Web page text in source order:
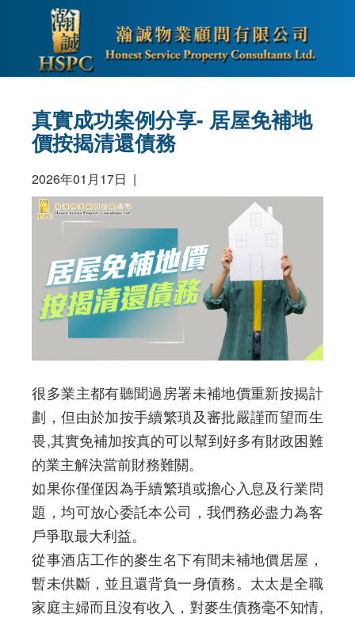
真實成功案例分享- 居屋免補地
價按揭清還債務
2026年01月17日 |
很多業主都有聽聞過房署未補地價重新按揭計
劃，但由於加按手續繁瑣及審批嚴謹而望而生
畏,其實免補加按真的可以幫到好多有財政困難
的業主解決當前財務難關。
如果你僅僅因為手續繁瑣或擔心入息及行業問
題，均可放心委託本公司，我們務必盡力為客
戶爭取最大利益。
從事酒店工作的麥生名下有間未補地價居屋，
暫未供斷，並且還背負一身債務。太太是全職
家庭主婦而且沒有收入，對麥生債務毫不知情,